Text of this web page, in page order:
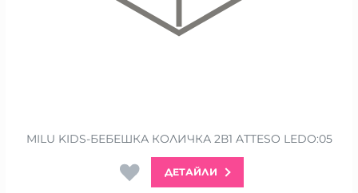
MILU KIDS-БЕБЕШКА КОЛИЧКА 2В1 ATTESO LEDO:05
ДЕТАЙЛИ